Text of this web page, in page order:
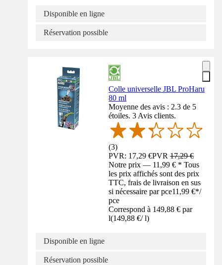
Disponible en ligne
Réservation possible
Colle universelle JBL ProHaru
80 ml
Moyenne des avis : 2.3 de 5
étoiles. 3 Avis clients.
(3)
PVR: 17,29 €PVR17,29 €
Notre prix — 11,99 € * Tous
les prix affichés sont des prix
TTC, frais de livraison en sus
si nécessaire par pce11,99 €*/
pce
Correspond à 149,88 € par
l(149,88 €/ l)
Disponible en ligne
Réservation possible